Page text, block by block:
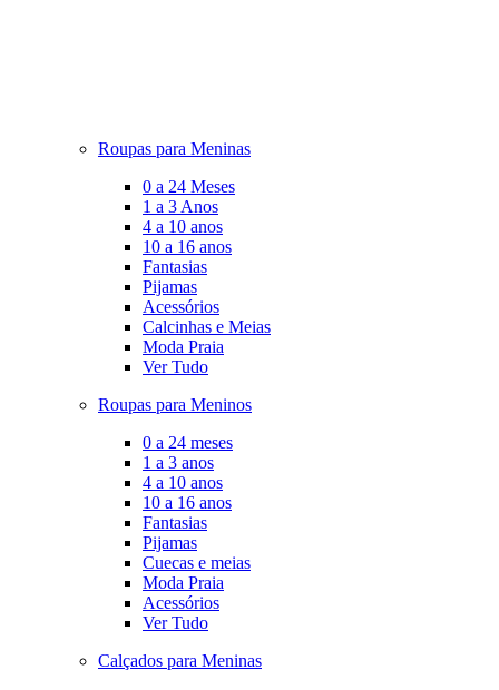
Roupas para Meninas
0 a 24 Meses
1 a 3 Anos
4 a 10 anos
10 a 16 anos
Fantasias
Pijamas
Acessórios
Calcinhas e Meias
Moda Praia
Ver Tudo
Roupas para Meninos
0 a 24 meses
1 a 3 anos
4 a 10 anos
10 a 16 anos
Fantasias
Pijamas
Cuecas e meias
Moda Praia
Acessórios
Ver Tudo
Calçados para Meninas